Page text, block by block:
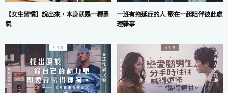
【女生習慣】說出來，本身就是一種勇
氣
一班有拖延症的人 聚在一起陪伴彼此處
理雜事